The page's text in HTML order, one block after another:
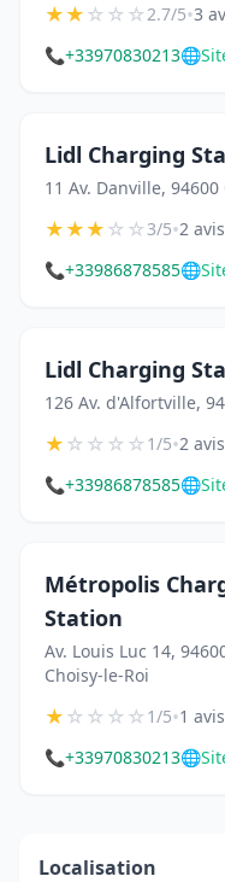
★★☆☆☆2.7/5•3
📞+33970830213🌐
Lidl Charging
11 Av. Danville, 94600
★★★☆☆3/5•2 avis
📞+33986878585🌐
Lidl Charging
126 Av. d'Alfortville,
★☆☆☆☆1/5•2 avis
📞+33986878585🌐
Métropolis
Station
Av. Louis Luc 14,
Choisy-le-Roi
★☆☆☆☆1/5•1 avis
📞+33970830213🌐
Localisation